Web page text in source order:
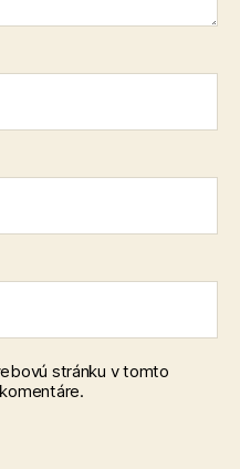
stránku v tomto